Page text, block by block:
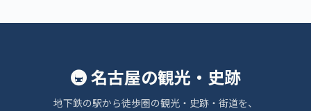
🚇 名古屋の観光・史跡
地下鉄の駅から徒歩圏の観光・史跡・街道を、